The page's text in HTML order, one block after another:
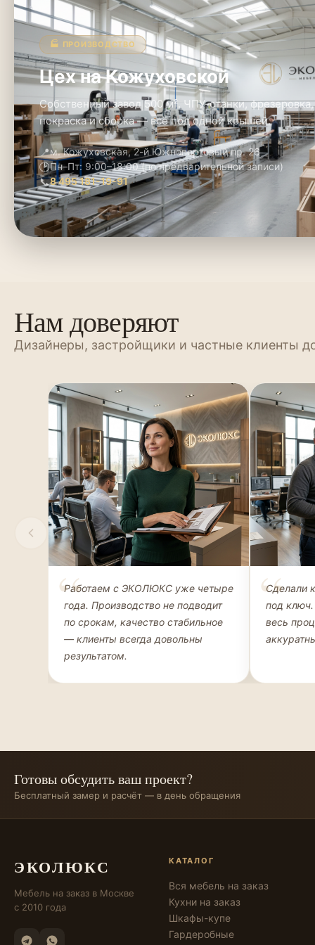
🏭 ПРОИЗВОДСТВО
Цех на Кожуховской
Собственный завод 500 м². ЧПУ-станки, фрезеровка,
покраска и сборка — всё под одной крышей.
📍м. Кожуховская, 2-й Южнопортовый пр. 26
🕑Пн–Пт: 9:00–18:00 (по предварительной записи)
📞8 495 181-19-91
Нам доверяют
Дизайнеры, застройщики и частные клиенты
Елена Соколова
ДИЗАЙНЕР ИНТЕРЬЕРОВ
Работаем с ЭКОЛЮКС уже четыре
года. Производство не подводит
по срокам, качество стабильное
— клиенты всегда довольны
результатом.
Андрей
ЧАСТНЫЙ
Сделали
под
весь
Готовы обсудить ваш проект?
Бесплатный замер и расчёт — в день обращения
ЭКОЛЮКС
Мебель на заказ в Москве
с 2010 года
КАТАЛОГ
Вся мебель на заказ
Кухни на заказ
Шкафы-купе
Гардеробные